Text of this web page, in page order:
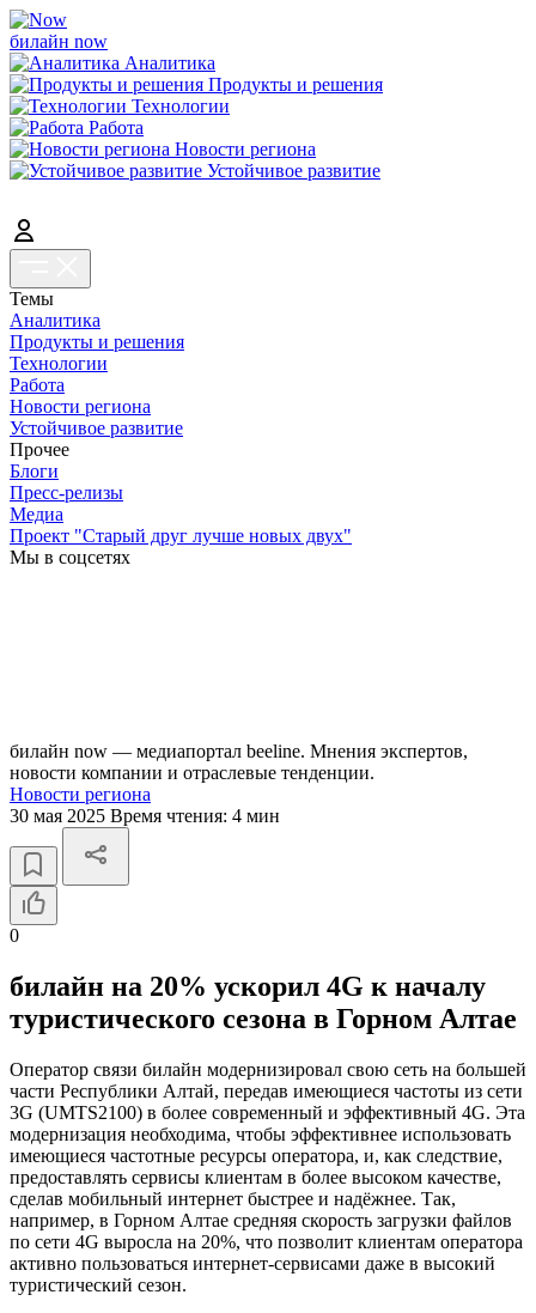
билайн now
Аналитика
Продукты и решения
Технологии
Работа
Новости региона
Устойчивое развитие
Темы
Аналитика
Продукты и решения
Технологии
Работа
Новости региона
Устойчивое развитие
Прочее
Блоги
Пресс-релизы
Медиа
Проект "Старый друг лучше новых двух"
Мы в соцсетях
билайн now — медиапортал beeline. Мнения экспертов,
новости компании и отраслевые тенденции.
Новости региона
30 мая 2025 Время чтения: 4 мин
0
билайн на 20% ускорил 4G к началу
туристического сезона в Горном Алтае
Оператор связи билайн модернизировал свою сеть на большей
части Республики Алтай, передав имеющиеся частоты из сети
3G (UMTS2100) в более современный и эффективный 4G. Эта
модернизация необходима, чтобы эффективнее использовать
имеющиеся частотные ресурсы оператора, и, как следствие,
предоставлять сервисы клиентам в более высоком качестве,
сделав мобильный интернет быстрее и надёжнее. Так,
например, в Горном Алтае средняя скорость загрузки файлов
по сети 4G выросла на 20%, что позволит клиентам оператора
активно пользоваться интернет-сервисами даже в высокий
туристический сезон.